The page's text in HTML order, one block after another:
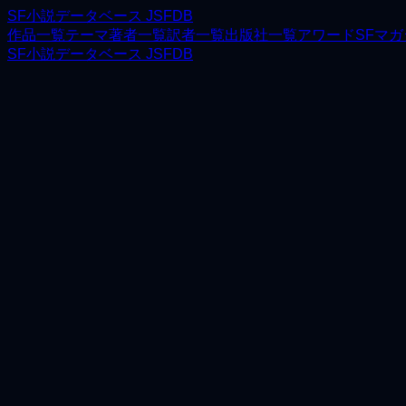
SF小説データベース JSFDB
作品一覧テーマ著者一覧訳者一覧出版社一覧アワードSFマガ
SF小説データベース JSFDB